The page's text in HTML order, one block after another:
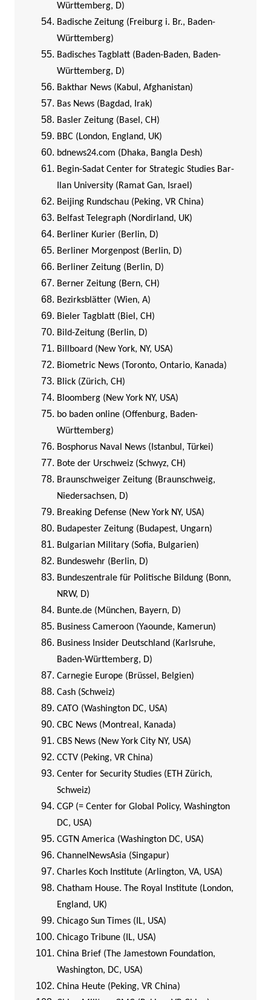
Württemberg, D)
Badische Zeitung (Freiburg i. Br., Baden-
Württemberg)
Badisches Tagblatt (Baden-Baden, Baden-
Württemberg, D)
Bakthar News (Kabul, Afghanistan)
Bas News (Bagdad, Irak)
Basler Zeitung (Basel, CH)
BBC (London, England, UK)
bdnews24.com (Dhaka, Bangla Desh)
Begin-Sadat Center for Strategic Studies Bar-
Ilan University (Ramat Gan, Israel)
Beijing Rundschau (Peking, VR China)
Belfast Telegraph (Nordirland, UK)
Berliner Kurier (Berlin, D)
Berliner Morgenpost (Berlin, D)
Berliner Zeitung (Berlin, D)
Berner Zeitung (Bern, CH)
Bezirksblätter (Wien, A)
Bieler Tagblatt (Biel, CH)
Bild-Zeitung (Berlin, D)
Billboard (New York, NY, USA)
Biometric News (Toronto, Ontario, Kanada)
Blick (Zürich, CH)
Bloomberg (New York NY, USA)
bo baden online (Offenburg, Baden-
Württemberg)
Bosphorus Naval News (Istanbul, Türkei)
Bote der Urschweiz (Schwyz, CH)
Braunschweiger Zeitung (Braunschweig,
Niedersachsen, D)
Breaking Defense (New York NY, USA)
Budapester Zeitung (Budapest, Ungarn)
Bulgarian Military (Sofia, Bulgarien)
Bundeswehr (Berlin, D)
Bundeszentrale für Politische Bildung (Bonn,
NRW, D)
Bunte.de (München, Bayern, D)
Business Cameroon (Yaounde, Kamerun)
Business Insider Deutschland (Karlsruhe,
Baden-Württemberg, D)
Carnegie Europe (Brüssel, Belgien)
Cash (Schweiz)
CATO (Washington DC, USA)
CBC News (Montreal, Kanada)
CBS News (New York City NY, USA)
CCTV (Peking, VR China)
Center for Security Studies (ETH Zürich,
Schweiz)
CGP (= Center for Global Policy, Washington
DC, USA)
CGTN America (Washington DC, USA)
ChannelNewsAsia (Singapur)
Charles Koch Institute (Arlington, VA, USA)
Chatham House. The Royal Institute (London,
England, UK)
Chicago Sun Times (IL, USA)
Chicago Tribune (IL, USA)
China Brief (The Jamestown Foundation,
Washington, DC, USA)
China Heute (Peking, VR China)